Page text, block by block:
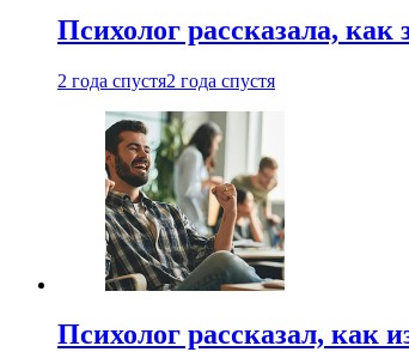
Психолог рассказала, как
2 года спустя2 года спустя
Психолог рассказал, как